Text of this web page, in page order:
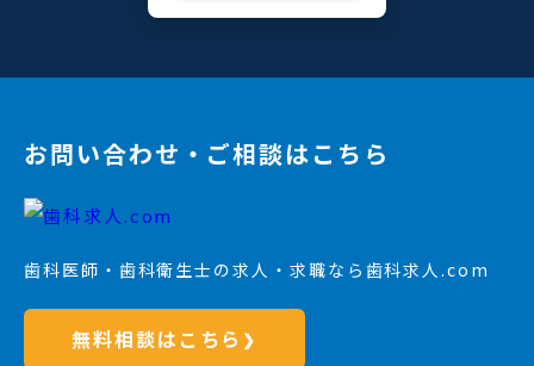
お問い合わせ・ご相談はこちら
歯科医師・歯科衛生士の求人・求職なら歯科求人.com
無料相談はこちら ❯